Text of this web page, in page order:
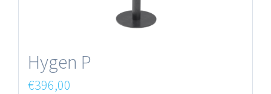
Hygen P
€396,00